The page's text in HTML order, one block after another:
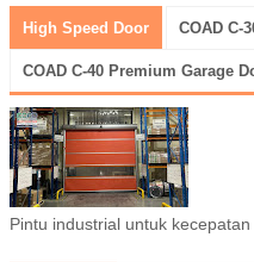
High Speed Door COAD C-
COAD C-40 Premium Garage
Pintu industrial untuk